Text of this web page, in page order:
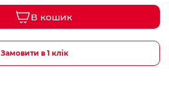
В кошик
Замовити в 1 клік